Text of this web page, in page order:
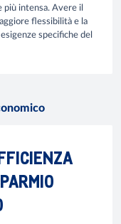
più intensa. Avere il
flessibilità e la
specifiche del